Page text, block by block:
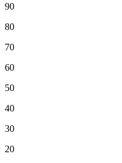
90
80
70
60
50
40
30
20